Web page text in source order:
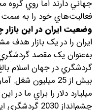
جهاني دارند اما روي
فعاليت‌هاي خود را به سمت
وضعيت ايران در اين
ايران را در يک بازار هدف
به‌عنوان يک مقصد
ميليارد دلار را براي ما در
چشم‌انداز 2030